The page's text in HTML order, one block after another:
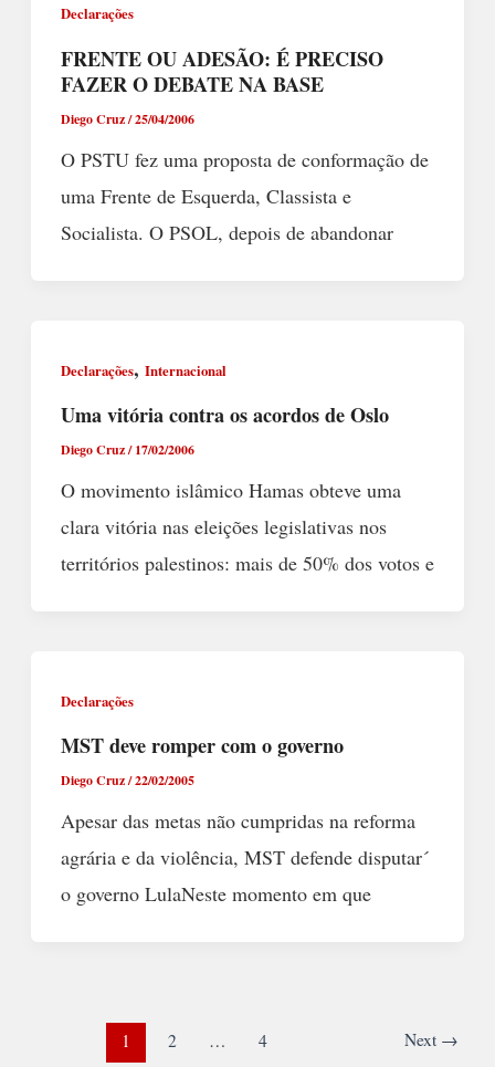
Declarações
FRENTE OU ADESÃO: É PRECISO
FAZER O DEBATE NA BASE
Diego Cruz/25/04/2006
O PSTU fez uma proposta de conformação de
uma Frente de Esquerda, Classista e
Socialista. O PSOL, depois de abandonar
Declarações, Internacional
Uma vitória contra os acordos de Oslo
Diego Cruz/17/02/2006
O movimento islâmico Hamas obteve uma
clara vitória nas eleições legislativas nos
territórios palestinos: mais de 50% dos votos e
Declarações
MST deve romper com o governo
Diego Cruz/22/02/2005
Apesar das metas não cumpridas na reforma
agrária e da violência, MST defende disputar´
o governo LulaNeste momento em que
1 2 … 4 Next →